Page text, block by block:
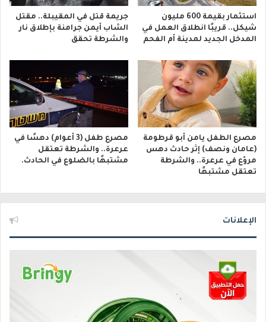
استثمار بقيمة 600 مليون
شيكل.. قريبًا انطلاق العمل في
المدخل الجديد لمدينة أم الفحم
جريمة قتل في المقيبلة.. مقتل
الشاب أيمن جرامنة بإطلاق نار
والشرطة تحقق
مصرع الطفل يامن أبو قرطومة
(عامان ونصف) إثر حادث دهس
مروّع في عرعرة.. والشرطة
تعتقل مشتبهًا
مصرع طفل (3 أعوام) دهسًا في
عرعرة.. والشرطة تعتقل
مشتبهًا بالضلوع في الحادث.
الإعلانات